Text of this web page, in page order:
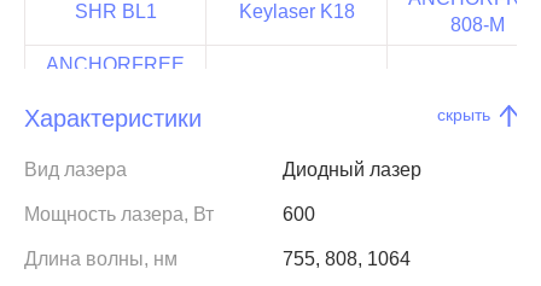
SHR BL1 Keylaser K18
808-M
ANCHORFREE
SB King 600 Clipper Ice
Viastar 810
MagiCosmo
Laser
Soprano XL
Характеристики скрыть
Вид лазера Диодный лазер
Мощность лазера, Вт 600
Длина волны, нм 755, 808, 1064